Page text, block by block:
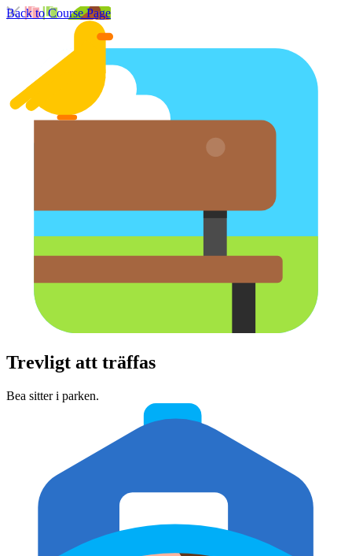
Back to Course Page
Trevligt att träffas
Bea sitter i parken.